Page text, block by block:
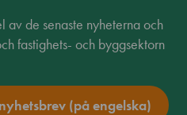
av de senaste nyheterna och
fastighets- och byggsektorn
(på engelska)